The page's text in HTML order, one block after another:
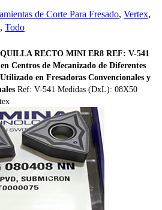
de Corte Para Fresado, Vertex,
, Todo
RECTO MINI ER8 REF: V-541
Centros de Mecanizado de Diferentes
en Fresadoras Convencionales y
Ref: V-541 Medidas (DxL): 08X50